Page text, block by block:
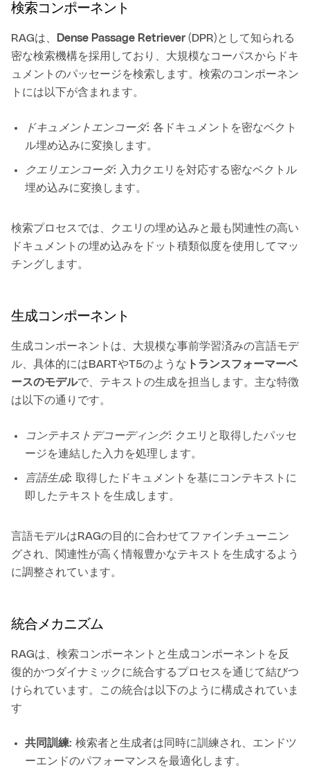
検索コンポーネント
RAGは、 Dense Passage Retriever (DPR)として知られる
密な検索機構を採用しており、大規模なコーパスからドキ
ュメントのパッセージを検索します。検索のコンポーネン
トには以下が含まれます。
ドキュメントエンコーダ: 各ドキュメントを密なベクト
ル埋め込みに変換します。
クエリエンコーダ: 入力クエリを対応する密なベクトル
埋め込みに変換します。
検索プロセスでは、クエリの埋め込みと最も関連性の高い
ドキュメントの埋め込みをドット積類似度を使用してマッ
チングします。
生成コンポーネント
生成コンポーネントは、大規模な事前学習済みの言語モデ
ル、具体的にはBARTやT5のような トランスフォーマーベ
ースのモデルで、テキストの生成を担当します。主な特徴
は以下の通りです。
コンテキストデコーディング: クエリと取得したパッセ
ージを連結した入力を処理します。
言語生成: 取得したドキュメントを基にコンテキストに
即したテキストを生成します。
言語モデルはRAGの目的に合わせてファインチューニン
グされ、関連性が高く情報豊かなテキストを生成するよう
に調整されています。
統合メカニズム
RAGは、検索コンポーネントと生成コンポーネントを反
復的かつダイナミックに統合するプロセスを通じて結びつ
けられています。この統合は以下のように構成されていま
す
共同訓練: 検索者と生成者は同時に訓練され、エンドツ
ーエンドのパフォーマンスを最適化します。